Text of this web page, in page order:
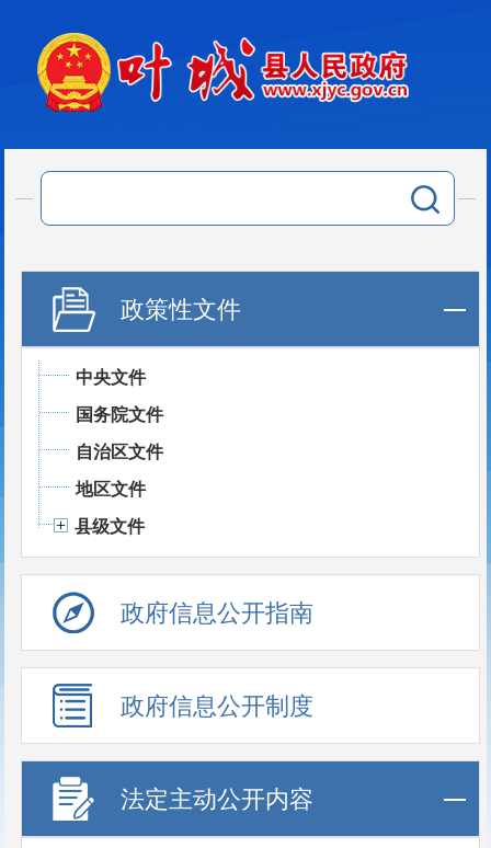
政策性文件
中央文件
国务院文件
自治区文件
地区文件
县级文件
政府信息公开指南
政府信息公开制度
法定主动公开内容